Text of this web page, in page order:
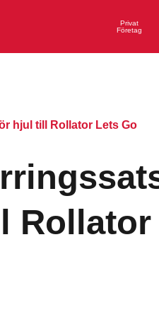
Privat
Företag
hjul till Rollator Lets Go
Rollator